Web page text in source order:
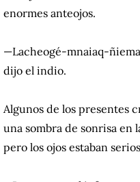
enormes anteojos.
—Lacheogé-mnaiaq-
dijo el indio.
Algunos de los presentes
una sombra de sonrisa en
pero los ojos estaban